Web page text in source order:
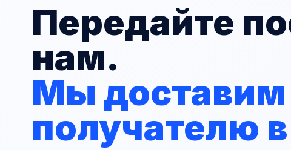
Передайте
нам.
Мы доставим
получателю